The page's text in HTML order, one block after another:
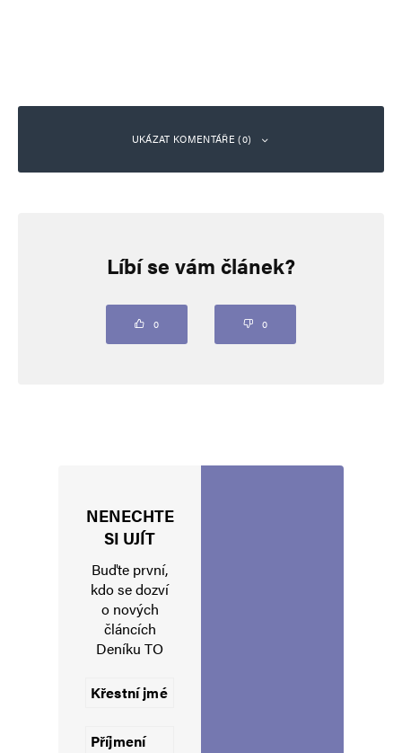
UKÁZAT KOMENTÁŘE (0)
Vaše e-mailová adresa nebude zveřejněna. Vyžadované informace jsou
Uložit do prohlížeče jméno, e-mail a webovou stránku pro budoucí
Líbí se vám článek?
0 0
NENECHTE
SI UJÍT
Buďte první,
kdo se dozví
o nových
článcích
Deníku TO